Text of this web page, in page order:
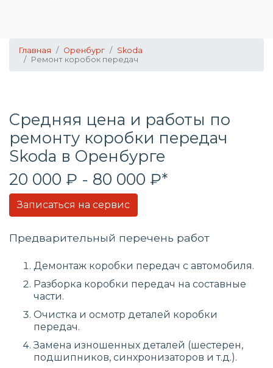
Главная Оренбург
Skoda
Ремонт коробок передач
Средняя цена и работы по
ремонту коробки передач
Skoda в Оренбурге
20 000 ₽ - 80 000 ₽*
Записаться на сервис
Предварительный перечень работ
Демонтаж коробки передач с автомобиля.
Разборка коробки передач на составные
части.
Очистка и осмотр деталей коробки
передач.
Замена изношенных деталей (шестерен,
подшипников, синхронизаторов и т.д.).